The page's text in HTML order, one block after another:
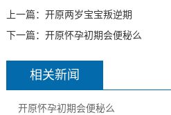
上一篇： 开原两岁宝宝叛逆期
下一篇： 开原怀孕初期会便秘么
相关新闻
开原怀孕初期会便秘么